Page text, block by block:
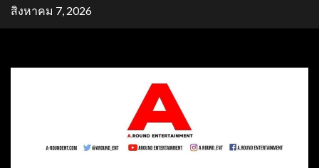
Skipสิงหาคม 7, 2026